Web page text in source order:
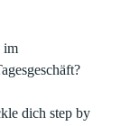
im
dich step by